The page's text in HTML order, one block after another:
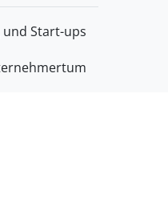
Start-ups